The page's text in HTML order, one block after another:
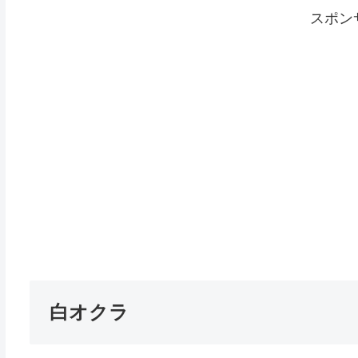
スポン
白オクラ